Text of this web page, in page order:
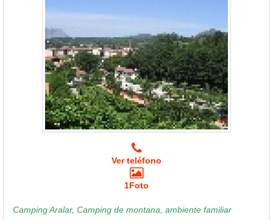
Ver teléfono
1Foto
Camping Aralar, Camping de montana, ambiente familiar